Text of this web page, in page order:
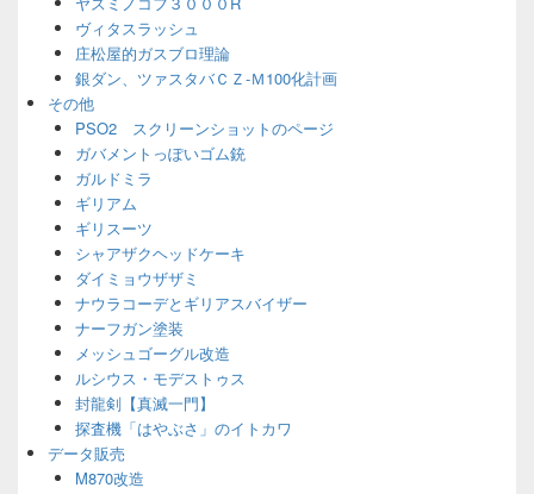
ヴィタスラッシュ
庄松屋的ガスブロ理論
銀ダン、ツァスタバＣＺ-Ｍ100化計画
その他
PSO2 スクリーンショットのページ
ガバメントっぽいゴム銃
ガルドミラ
ギリアム
ギリスーツ
シャアザクヘッドケーキ
ダイミョウザザミ
ナウラコーデとギリアスバイザー
ナーフガン塗装
メッシュゴーグル改造
ルシウス・モデストゥス
封龍剣【真滅一門】
探査機「はやぶさ」のイトカワ
データ販売
M870改造